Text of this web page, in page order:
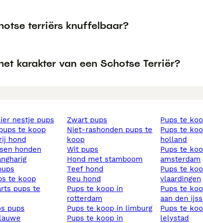
terriërs knuffelbaar?
karakter van een Schotse Terriër?
nestje pups
te koop
hond
honden
te koop
pups
zwart pups
niet-rashonden pups te
koop
wit pups
hond met stamboom
teef hond
reu hond
pups te koop in
rotterdam
pups te koop in limburg
pups te koop in
pups te
pups te koop zuid
holland
pups te koop in
amsterdam
pups te koop in
vlaardingen
pups te koop in capelle
aan den
pups te koop in
lelystad